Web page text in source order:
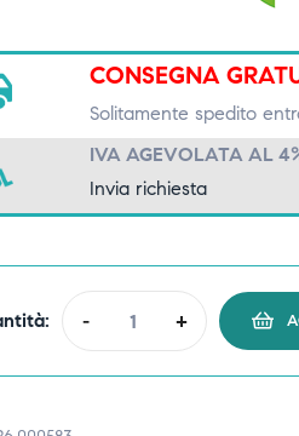
CONSEGNA
Solitamente spedito
IVA AGEVOLATA AL
Invia richiesta
- +